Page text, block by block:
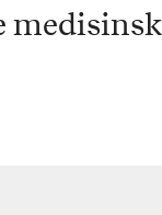
medisinsk